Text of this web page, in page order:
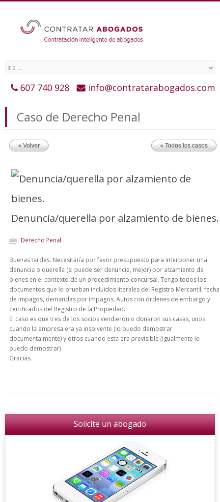
607 740 928 info@contratarabogados.com
Caso de Derecho Penal
« Volver « Todos los casos
Denuncia/querella por alzamiento de bienes.
Derecho Penal
Buenas tardes. Necesitaría por favor presupuesto para interponer una
denuncia o querella (si puede ser denuncia, mejor) por alzamiento de
bienes en el contexto de un procedimiento concursal. Tengo todos los
documentos que lo prueban incluidos literales del Registro Mercantil, fecha
de impagos, demandas por impagos, Autos con órdenes de embargo y
certificados del Registro de la Propiedad.
El caso es que tres de los socios vendieron o donaron sus casas, unos
cuando la empresa era ya insolvente (lo puedo demostrar
documentalmente) y otros cuando esta era previsible (igualmente lo
puedo demostrar)
Gracias.
Solicite un abogado